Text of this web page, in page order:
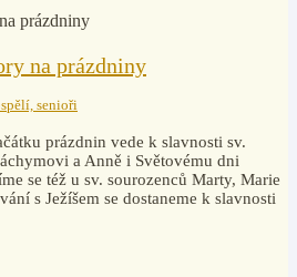
na prázdniny
senioři
prázdnin vede k slavnosti sv.
a Anně i Světovému dni
se též u sv. sourozenců Marty, Marie
s Ježíšem se dostaneme k slavnosti